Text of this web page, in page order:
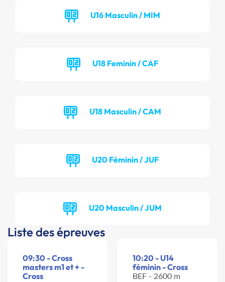
U16 Masculin / MIM
U18 Feminin / CAF
U18 Masculin / CAM
U20 Féminin / JUF
U20 Masculin / JUM
Liste des épreuves
09:30 - Cross
masters m1 et + -
Cross
10:20 - U14
féminin - Cross
BEF - 2600 m